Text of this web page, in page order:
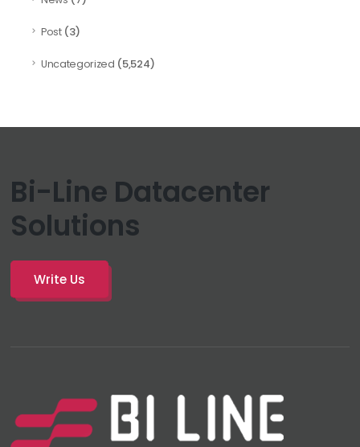
Post(3)
Uncategorized (5,524)
Bi-Line Datacenter
Solutions
Write Us